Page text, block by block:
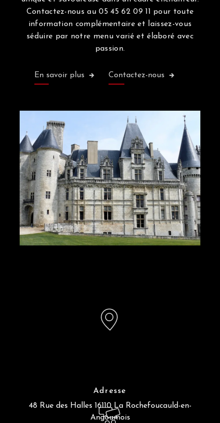
Contactez-nous au 05 45 62 09 11 pour toute
information complémentaire et laissez-vous
séduire par notre menu varié et élaboré avec
passion.
En savoir plus Contactez-nous
Adresse
48 Rue des Halles 16110 La Rochefoucauld-en-
Angoumois